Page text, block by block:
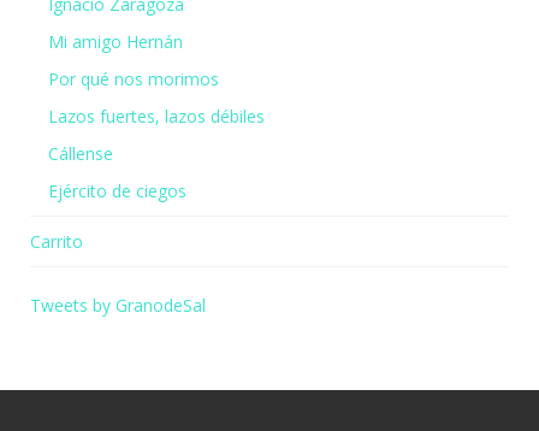
Mi amigo Hernán
Por qué nos morimos
Lazos fuertes, lazos débiles
Cállense
Ejército de ciegos
Carrito
Tweets by GranodeSal